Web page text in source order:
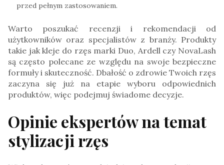
przed pełnym zastosowaniem.
Warto poszukać recenzji i rekomendacji od
użytkowników oraz specjalistów z branży. Produkty
takie jak kleje do rzęs marki Duo, Ardell czy NovaLash
są często polecane ze względu na swoje bezpieczne
formuły i skuteczność. Dbałość o zdrowie Twoich rzęs
zaczyna się już na etapie wyboru odpowiednich
produktów, więc podejmuj świadome decyzje.
Opinie ekspertów na temat
stylizacji rzęs